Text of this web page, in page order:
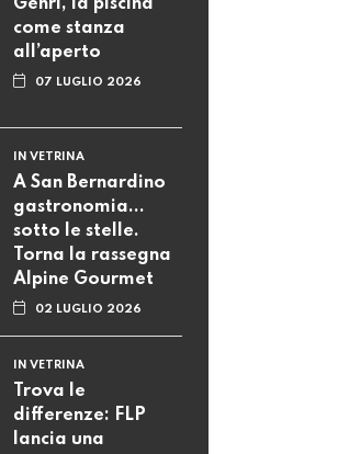
Gehri, la piscina
come stanza
all’aperto
07 LUGLIO 2026
IN VETRINA
A San Bernardino
gastronomia...
sotto le stelle.
Torna la rassegna
Alpine Gourmet
02 LUGLIO 2026
IN VETRINA
Trova le
differenze: FLP
lancia una